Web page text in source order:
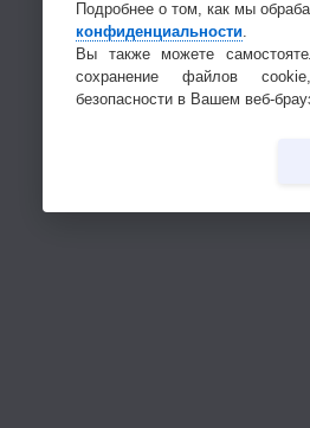
Подробнее о том, как мы
конфиденциальности
Вы также можете
сохранение файлов
безопасности в Вашем веб-